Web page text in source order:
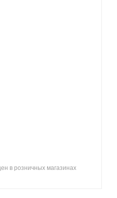
в розничных магазинах